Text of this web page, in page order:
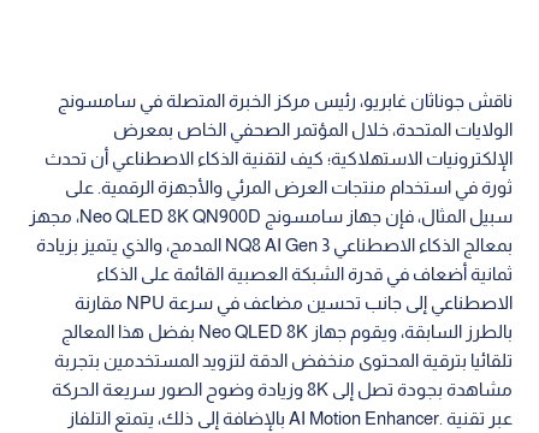
ناقش جوناثان غابريو، رئيس مركز الخبرة المتصلة في سامسونج
الولايات المتحدة، خلال المؤتمر الصحفي الخاص بمعرض
الإلكترونيات الاستهلاكية؛ كيف لتقنية الذكاء الاصطناعي أن تحدث
ثورة في استخدام منتجات العرض المرئي والأجهزة الرقمية. على
سبيل المثال، فإن جهاز سامسونج Neo QLED 8K QN900D، مجهز
بمعالج الذكاء الاصطناعي NQ8 AI Gen 3 المدمج، والذي يتميز بزيادة
ثمانية أضعاف في قدرة الشبكة العصبية القائمة على الذكاء
الاصطناعي إلى جانب تحسين مضاعف في سرعة NPU مقارنة
بالطرز السابقة، ويقوم جهاز Neo QLED 8K بفضل هذا المعالج
تلقائيا بترقية المحتوى منخفض الدقة لتزويد المستخدمين بتجربة
مشاهدة بجودة تصل إلى 8K وزيادة وضوح الصور سريعة الحركة
عبر تقنية .AI Motion Enhancer بالإضافة إلى ذلك، يتمتع التلفاز